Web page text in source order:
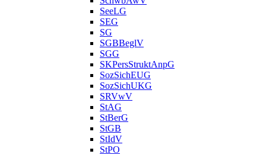
SeeLG
SEG
SG
SGBBeglV
SGG
SKPersStruktAnpG
SozSichEUG
SozSichUKG
SRVwV
StAG
StBerG
StGB
StIdV
StPO